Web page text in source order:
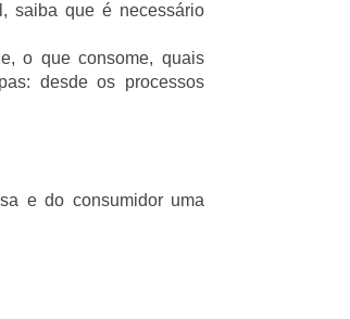
saiba que é necessário
o que consome, quais
desde os processos
e do consumidor uma